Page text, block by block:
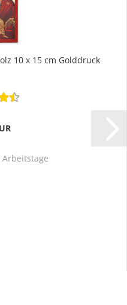
10 x 15 cm Golddruck